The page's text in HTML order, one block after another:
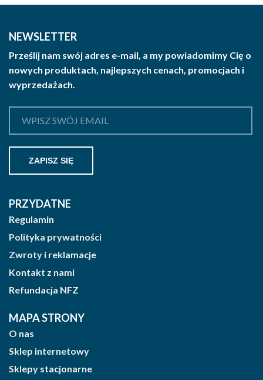
NEWSLETTER
Prześlij nam swój adres e-mail, a my powiadomimy Cię o
nowych produktach, najlepszych cenach, promocjach i
wyprzedażach.
PRZYDATNE
Regulamin
Polityka prywatności
Zwroty i reklamacje
Kontakt z nami
Refundacja NFZ
MAPA STRONY
O nas
Sklep internetowy
Sklepy stacjonarne